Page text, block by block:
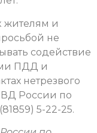
жителям и
не
содействие
ПДД и
нетрезвого
России по
5-22-25.